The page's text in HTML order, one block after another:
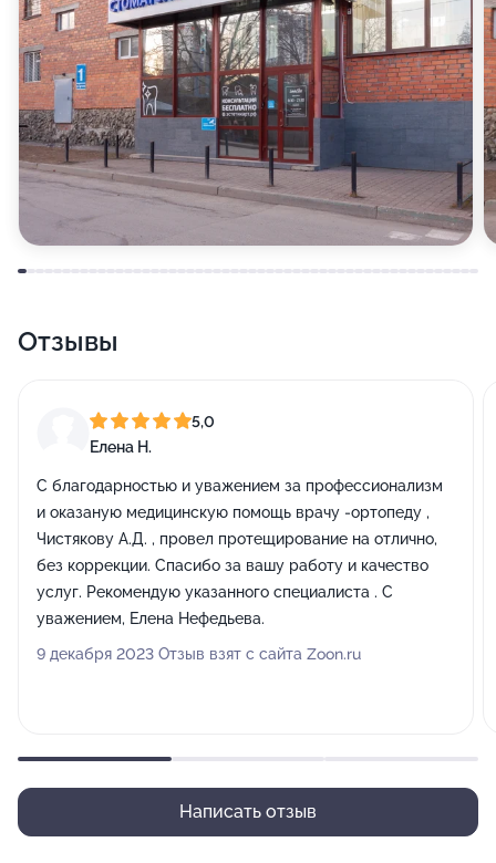
Отзывы
5,0
Елена Н.
С благодарностью и уважением за профессионализм
и оказаную медицинскую помощь врачу -ортопеду ,
Чистякову А.Д. , провел протещирование на отлично,
без коррекции. Спасибо за вашу работу и качество
услуг. Рекомендую указанного специалиста . С
уважением, Елена Нефедьева.
9 декабря 2023 Отзыв взят с сайта Zoon.ru
Написать отзыв